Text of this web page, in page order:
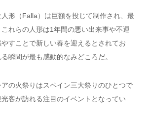
形（Falla）は巨額を投じて制作され、最
れらの人形は1年間の悪い出来事や不運
すことで新しい春を迎えるとされてお
瞬間が最も感動的なみどころだ。
の火祭りはスペイン三大祭りのひとつで
客が訪れる注目のイベントとなってい